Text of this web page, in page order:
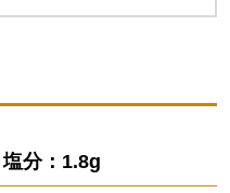
分：1.8g